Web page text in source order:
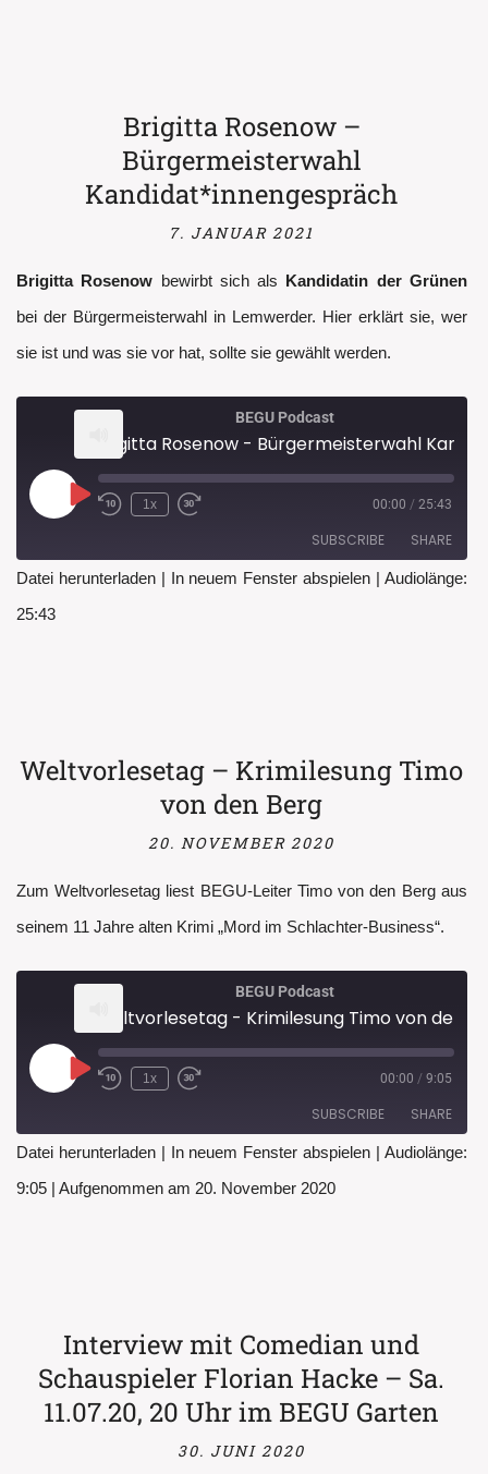
Brigitta Rosenow –
Bürgermeisterwahl
Kandidat*innengespräch
7. JANUAR 2021
Brigitta Rosenow bewirbt sich als Kandidatin der Grünen
bei der Bürgermeisterwahl in Lemwerder. Hier erklärt sie, wer
sie ist und was sie vor hat, sollte sie gewählt werden.
BEGU Podcast
Play
EpisodeRewind
1x
Fast
seconds
00:00 / 25:43
SUBSCRIBE SHARE
RSS FEED
SHARE
Datei herunterladen| In neuem Fenster abspielen | Audiolänge:
25:43
Weltvorlesetag – Krimilesung Timo
von den Berg
20. NOVEMBER 2020
Zum Weltvorlesetag liest BEGU-Leiter Timo von den Berg aus
seinem 11 Jahre alten Krimi „Mord im Schlachter-Business“.
BEGU Podcast
Play
EpisodeRewind
1x
Fast
seconds
00:00 / 9:05
SUBSCRIBE SHARE
RSS FEED
SHARE
Datei herunterladen| In neuem Fenster abspielen | Audiolänge:
9:05 | Aufgenommen am 20. November 2020
Interview mit Comedian und
Schauspieler Florian Hacke – Sa.
11.07.20, 20 Uhr im BEGU Garten
30. JUNI 2020